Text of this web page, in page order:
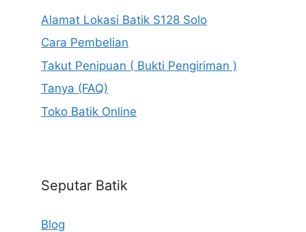
Alamat Lokasi Batik S128 Solo
Cara Pembelian
Takut Penipuan ( Bukti Pengiriman )
Tanya (FAQ)
Toko Batik Online
Seputar Batik
Blog